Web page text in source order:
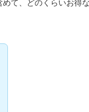
めて、どのくらいお得